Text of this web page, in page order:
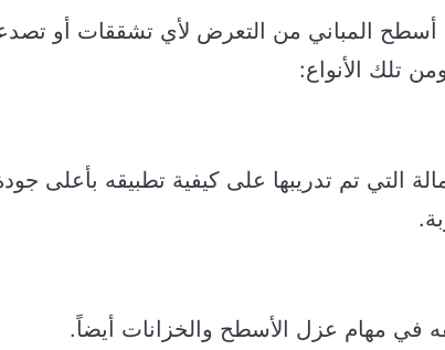
أسطح المباني من التعرض لأي تشققات أو
تلك الأنواع:
التي تم تدريبها على كيفية تطبيقه بأعلى
في مهام عزل الأسطح والخزانات أيضاً.